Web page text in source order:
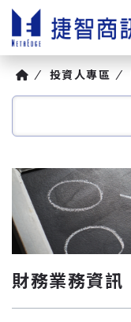
投資人專區
財務業務資訊